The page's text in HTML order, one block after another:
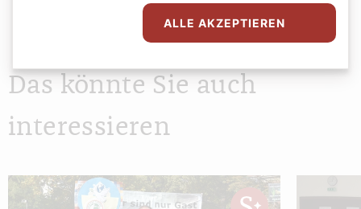
Das könnte Sie auch
interessieren
ALLE AKZEPTIEREN